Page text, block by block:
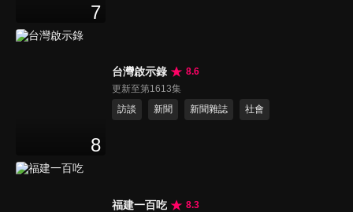
7
8
台灣啟示錄
8.6
更新至第1613集
訪談
新聞 新聞雜誌 社會
福建一百吃
8.3